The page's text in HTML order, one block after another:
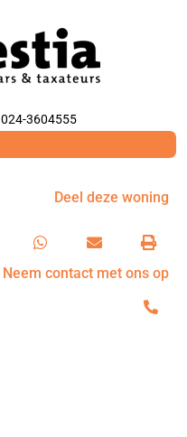
024-3604555
Deel deze woning
Neem contact met ons op